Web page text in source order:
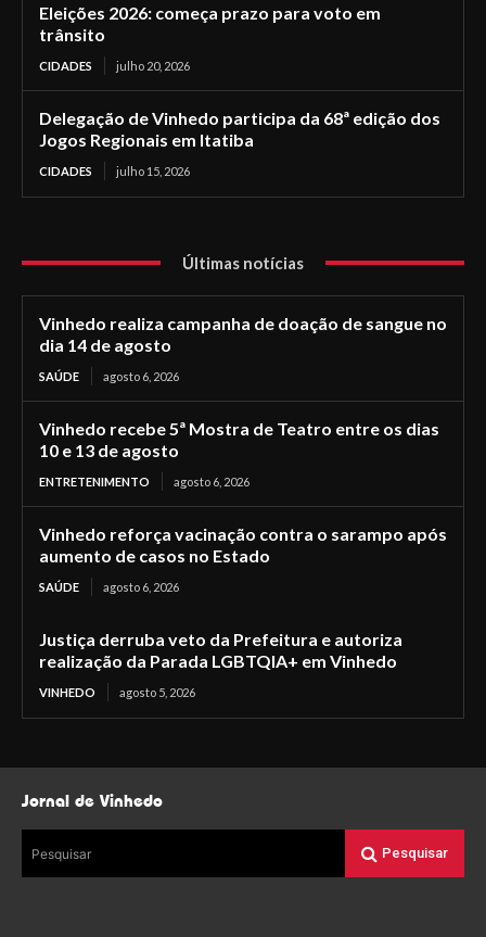
Eleições 2026: começa prazo para voto em
trânsito
CIDADES julho 20, 2026
Delegação de Vinhedo participa da 68ª edição dos
Jogos Regionais em Itatiba
CIDADES julho 15, 2026
Últimas notícias
Vinhedo realiza campanha de doação de sangue no
dia 14 de agosto
SAÚDE agosto 6, 2026
Vinhedo recebe 5ª Mostra de Teatro entre os dias
10 e 13 de agosto
ENTRETENIMENTO agosto 6, 2026
Vinhedo reforça vacinação contra o sarampo após
aumento de casos no Estado
SAÚDE agosto 6, 2026
Justiça derruba veto da Prefeitura e autoriza
realização da Parada LGBTQIA+ em Vinhedo
VINHEDO agosto 5, 2026
Jornal de Vinhedo
Pesquisar Pesquisar